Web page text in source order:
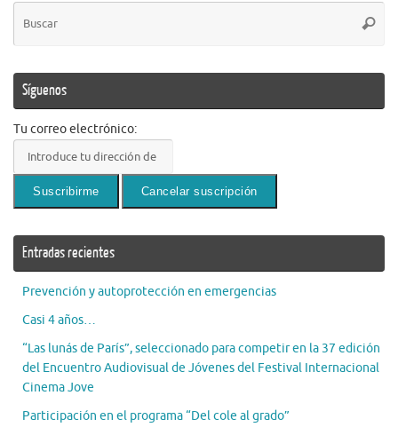
Síguenos
Tu correo electrónico:
Entradas recientes
Prevención y autoprotección en emergencias
Casi 4 años…
“Las lunás de París”, seleccionado para competir en la 37 edición
del Encuentro Audiovisual de Jóvenes del Festival Internacional
Cinema Jove
Participación en el programa “Del cole al grado”